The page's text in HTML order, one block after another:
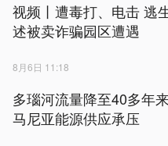
视频丨遭毒打、电击 逃
述被卖诈骗园区遭遇
8月6日 11:18
多瑙河流量降至40多年
马尼亚能源供应承压